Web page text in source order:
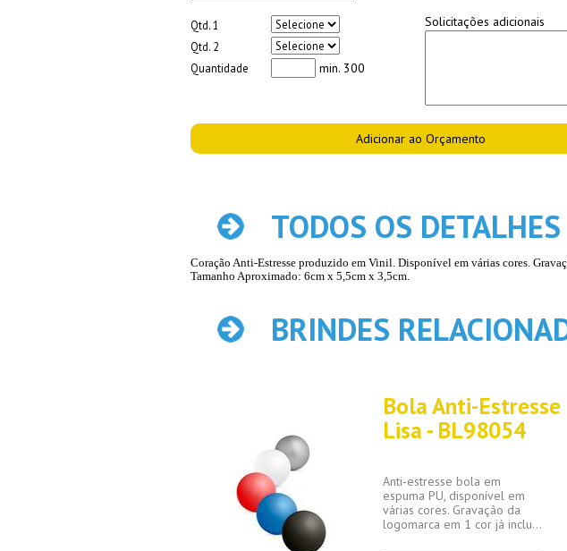
Qtd. 1
Qtd. 2
Quantidade
min. 300
Solicitações adicionais
TODOS OS DETALHES
Coração Anti-Estresse produzido em Vinil. Disponível em várias cores.
Tamanho Aproximado: 6cm x 5,5cm x 3,5cm.
BRINDES
Bola Anti-Estresse
Lisa - BL98054
Anti-estresse bola em
espuma PU, disponível em
várias cores. Gravação da
logomarca em 1 cor já inclu...